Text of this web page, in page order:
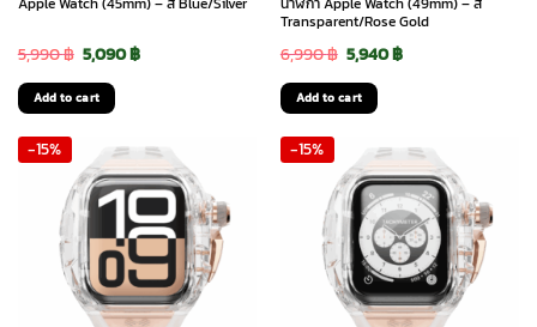
5,990฿ Original
price
was:
5,990 ฿.
5,090฿Current
5,090 ฿.
Add to cart
Transparent/Rose Gold
6,990฿ Original
price
was:
6,990 ฿.
5,940฿Current
5,940 ฿.
Add to cart
-15% -15%